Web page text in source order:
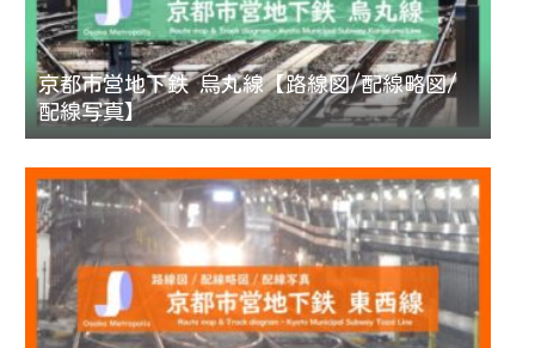
京都市営地下鉄 烏丸線【路線図/配線略図/
配線写真】